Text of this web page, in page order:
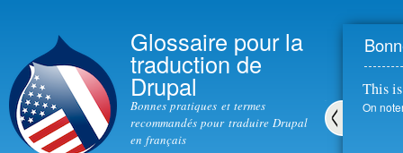
Glossaire pour la
traduction de
Drupal
Bonnes pratiques et termes
recommandés pour traduire Drupal
en français
This is
On